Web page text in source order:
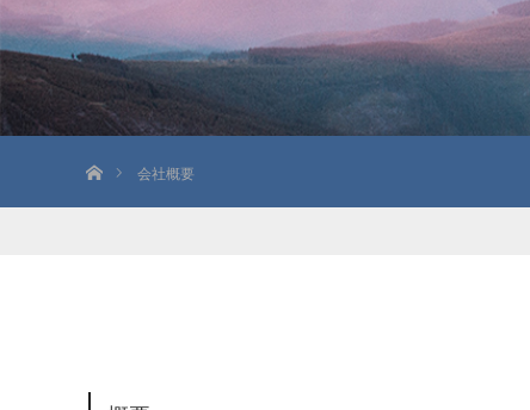
会社概要